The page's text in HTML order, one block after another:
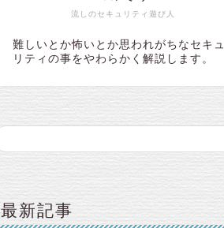
流しのセキュリティ遊び人
難しいとか怖いとか思われがちなセキュ
リティの事をやわらかく解説します。
最新記事